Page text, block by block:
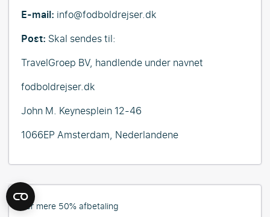
Lær mere 50% afbetaling
E-mail: info@fodboldrejser.dk
Post: Skal sendes til:
TravelGroep BV, handlende under navnet
fodboldrejser.dk
John M. Keynesplein 12-46
1066EP Amsterdam, Nederlandene